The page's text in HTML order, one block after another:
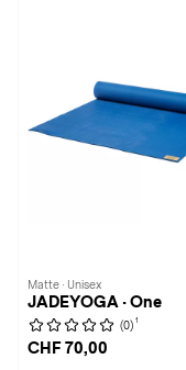
Matte · Unisex
JADEYOGA · One
(0) 1
CHF 70,00